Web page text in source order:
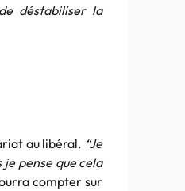
déstabiliser la
au libéral. “Je
pense que cela
compter sur